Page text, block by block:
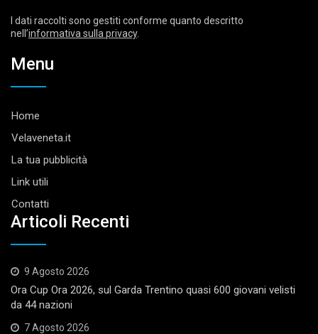
I dati raccolti sono gestiti conforme quanto descritto
nell’informativa sulla privacy.
Menu
Home
Velaveneta.it
La tua pubblicità
Link utili
Contatti
Articoli Recenti
9 Agosto 2026
Ora Cup Ora 2026, sul Garda Trentino quasi 600 giovani velisti
da 44 nazioni
7 Agosto 2026